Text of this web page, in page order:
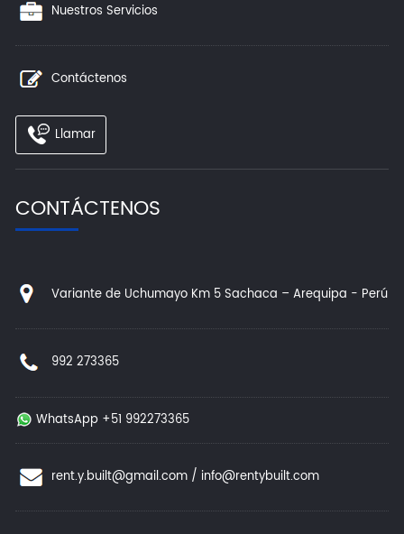
Nuestros Servicios
Contáctenos
Llamar
CONTÁCTENOS
Variante de Uchumayo Km 5 Sachaca – Arequipa - Perú
992 273365
WhatsApp +51 992273365
rent.y.built@gmail.com/ info@rentybuilt.com